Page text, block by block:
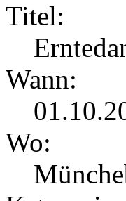
Titel:
Wann:
Wo: